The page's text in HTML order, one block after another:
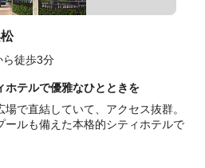
ら徒歩3分
ホテルで優雅なひとときを
で直結していて、アクセス抜群。
ールも備えた本格的シティホテルで